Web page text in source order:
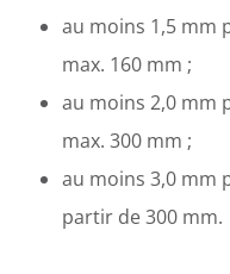
au moins 1,5 mm
max. 160 mm ;
au moins 2,0 mm
max. 300 mm ;
au moins 3,0 mm
partir de 300 mm.